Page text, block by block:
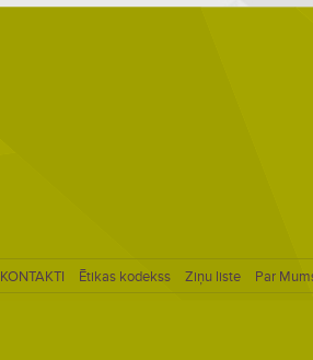
KONTAKTI Ētikas kodekss Ziņu liste Par